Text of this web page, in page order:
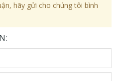
hãy gửi cho chúng tôi bình